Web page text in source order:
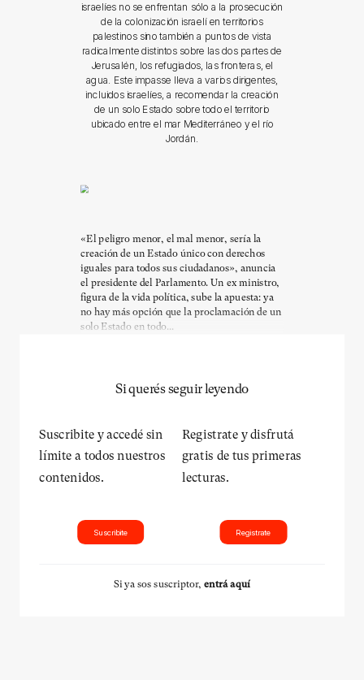
israelíes no se enfrentan sólo a la prosecución
de la colonización israelí en territorios
palestinos sino también a puntos de vista
radicalmente distintos sobre las dos partes de
Jerusalén, los refugiados, las fronteras, el
agua. Este impasse lleva a varios dirigentes,
incluidos israelíes, a recomendar la creación
de un solo Estado sobre todo el territorio
ubicado entre el mar Mediterráneo y el río
Jordán.
«El peligro menor, el mal menor, sería la
creación de un Estado único con derechos
iguales para todos sus ciudadanos», anuncia
el presidente del Parlamento. Un ex ministro,
figura de la vida política, sube la apuesta: ya
no hay más opción que la proclamación de un
solo Estado en todo...
Si querés seguir leyendo
Suscribite y accedé sin
límite a todos nuestros
contenidos.
Suscribite
Registrate y disfrutá
gratis de tus primeras
lecturas.
Registrate
Si ya sos suscriptor, entrá aquí